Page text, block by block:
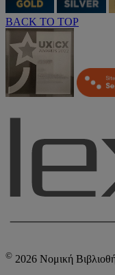
BACK TO TOP
© 2026 Νομική